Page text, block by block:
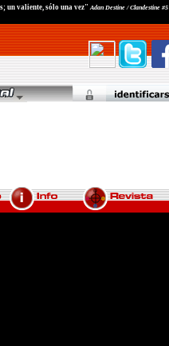
un valiente, sólo una vez"Adan Destine / Clandestine #5